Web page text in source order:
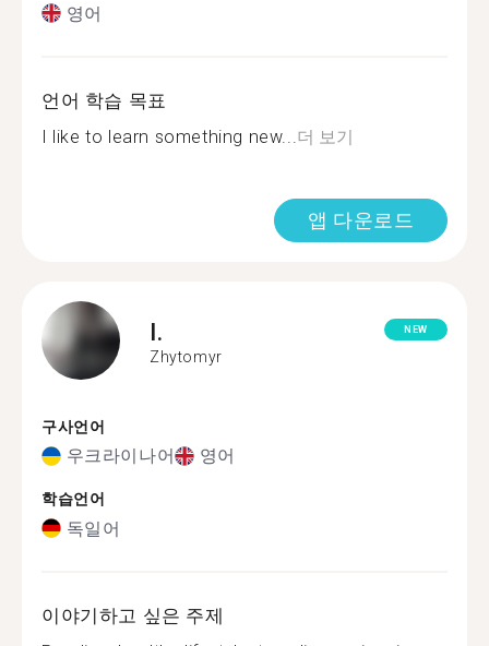
영어
언어 학습 목표
I like to learn something new... 더 보기
앱 다운로드
I.
Zhytomyr
NEW
구사언어
우크라이나어 영어
학습언어
독일어
이야기하고 싶은 주제